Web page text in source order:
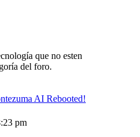
que no esten
del foro.
AI Rebooted!
pm